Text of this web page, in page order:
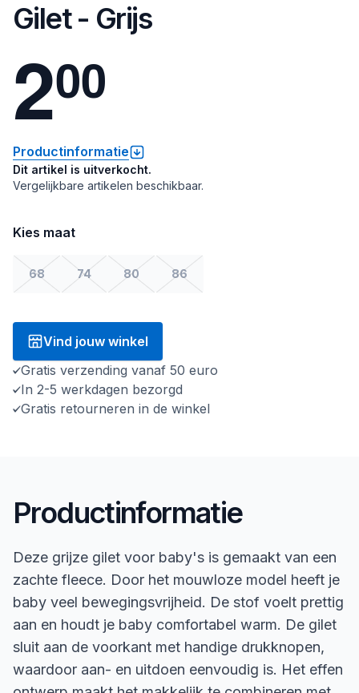
Gilet - Grijs
200
Productinformatie
Dit artikel is uitverkocht.
Vergelijkbare artikelen beschikbaar.
Kies maat
68 74 80 86
Vind jouw winkel
Gratis verzending vanaf 50 euro
In 2-5 werkdagen bezorgd
Gratis retourneren in de winkel
Productinformatie
Deze grijze gilet voor baby's is gemaakt van een
zachte fleece. Door het mouwloze model heeft je
baby veel bewegingsvrijheid. De stof voelt prettig
aan en houdt je baby comfortabel warm. De gilet
sluit aan de voorkant met handige drukknopen,
waardoor aan- en uitdoen eenvoudig is. Het effen